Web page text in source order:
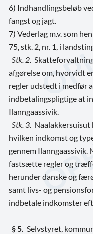
6) Indhandlingsbeløb
fangst og jagt.
7) Vederlag m.v. som
75, stk. 2, nr. 1, i
Stk. 2.
afgørelse om, hvorvidt
regler udstedt i medfør
indbetalingspligtige at
Ilanngaassivik.
Stk. 3. Naalakkersuisut
hvilken indkomst og
gennem Ilanngaassivik.
fastsætte regler og
herunder danske og
samt livs- og
indbetale indkomster
§ 5. Selvstyret,